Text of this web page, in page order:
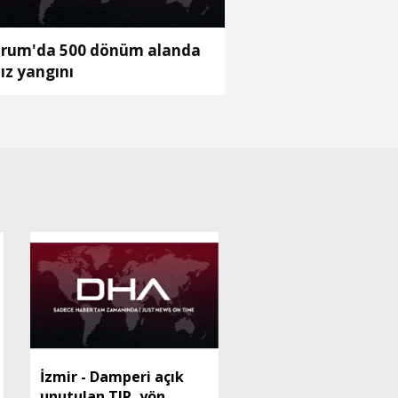
500 dönüm alanda
yangını
İzmir - Damperi açık